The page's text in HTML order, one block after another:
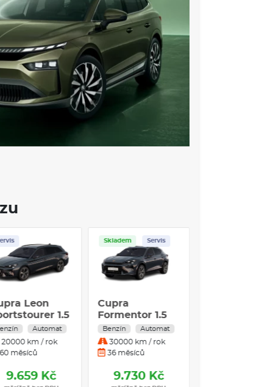
pneu
Ateca +
zařízení
TSI DSG7
4x2
Automat
30000 km / rok
6 měsíců
8.990 Kč
Servis
Cupra Leon
Sportstourer 1.5
eTSI 110 kW
Benzín
Automatická
Benzín Automat
20000 km / rok
60 měsíců
9.659 Kč